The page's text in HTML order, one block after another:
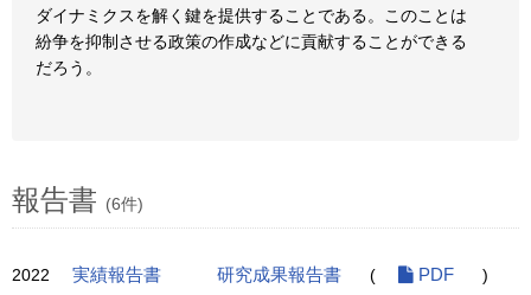
ダイナミクスを解く鍵を提供することである。このことは
紛争を抑制させる政策の作成などに貢献することができる
だろう。
報告書 (6件)
2022 実績報告書 研究成果報告書 ( PDF )